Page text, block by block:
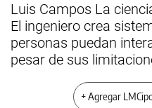
Luis Campos La
El ingeniero crea
personas puedan
pesar de sus
+ Agregar